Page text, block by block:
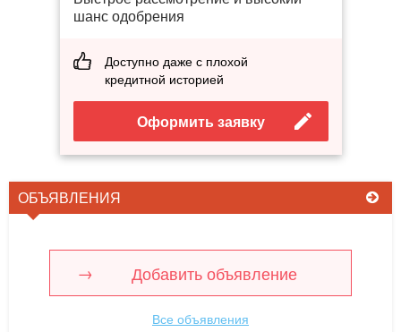
шанс одобрения
Доступно даже с плохой
кредитной историей
Оформить заявку
ОБЪЯВЛЕНИЯ
Добавить объявление
Все объявления